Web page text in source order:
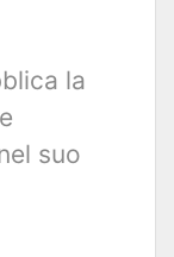
la
suo